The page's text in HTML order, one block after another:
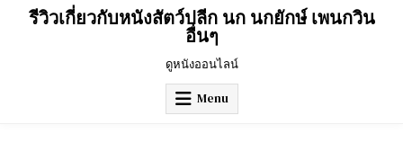
รีวิวเกี่ยวกับหนังสัตว์ปลีก นก นกยักษ์ เพนกวิน
อื่นๆ
ดูหนังออนไลน์
Menu